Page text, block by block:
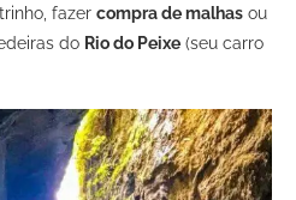
fazer compra de malhas ou
do Rio do Peixe (seu carro